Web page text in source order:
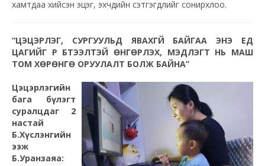
хамтдаа хийсэн эцэг, эхчүүдийн сэтгэгдлийг сонирхлоо.
“ЦЭЦЭРЛЭГ, СУРГУУЛЬД ЯВАХГҮЙ БАЙГАА ЭНЭ ҮЕД
ЦАГИЙГ ҮР БҮТЭЭЛТЭЙ ӨНГӨРҮҮЛЭХ, МЭДЛЭГТ НЬ МАШ
ТОМ ХӨРӨНГӨ ОРУУЛАЛТ БОЛЖ БАЙНА”
Цэцэрлэгийн
бага бүлэгт
суралцдаг 2
настай
Б.Хүслэнгийн
ээж
Б.Уранзаяа: